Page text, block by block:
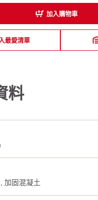
加入購物車
最愛清單
料
, 加固混凝土